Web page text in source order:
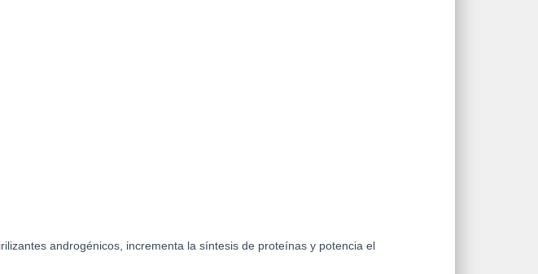
androgénicos, incrementa la síntesis de proteínas y potencia el